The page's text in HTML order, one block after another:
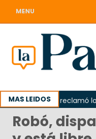
MENU
MAS LEIDOS
Odarda reclamó la
Robó,